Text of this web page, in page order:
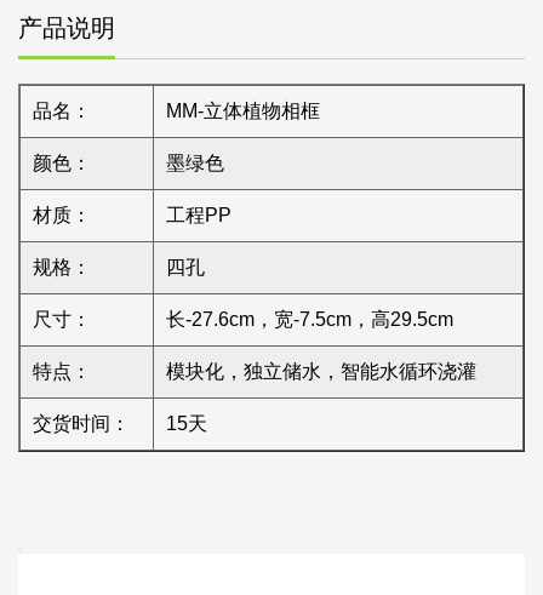
产品说明
品名： MM-立体植物相框
颜色： 墨绿色
材质： 工程PP
规格： 四孔
尺寸： 长-27.6cm，宽-7.5cm，高29.5cm
特点： 模块化，独立储水，智能水循环浇灌
交货时间： 15天